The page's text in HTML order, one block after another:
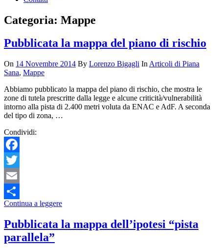
Categoria: Mappe
Pubblicata la mappa del piano di rischio
On 14 Novembre 2014 By Lorenzo Bigagli In Articoli di Piana
Sana, Mappe
Abbiamo pubblicato la mappa del piano di rischio, che mostra le
zone di tutela prescritte dalla legge e alcune criticità/vulnerabilità
intorno alla pista di 2.400 metri voluta da ENAC e AdF. A seconda
del tipo di zona, …
Condividi:
Facebook
Twitter
Email
Condividi
Continua a leggere
Pubblicata la mappa dell’ipotesi “pista
parallela”